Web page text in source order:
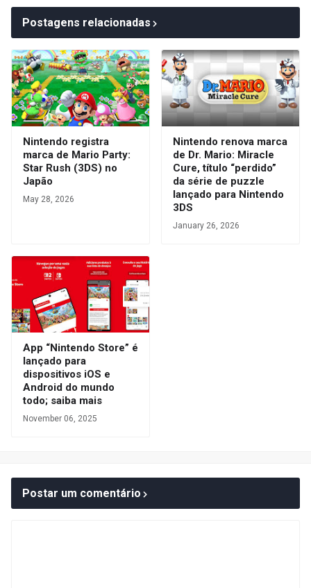
Postagens relacionadas
Nintendo registra
marca de Mario Party:
Star Rush (3DS) no
Japão
May 28, 2026
Nintendo renova marca
de Dr. Mario: Miracle
Cure, título “perdido”
da série de puzzle
lançado para Nintendo
3DS
January 26, 2026
App “Nintendo Store” é
lançado para
dispositivos iOS e
Android do mundo
todo; saiba mais
November 06, 2025
Postar um comentário